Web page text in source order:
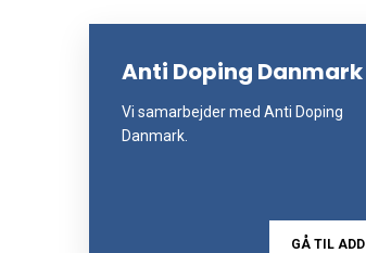
Anti Doping Danmark
Vi samarbejder med Anti Doping
Danmark.
GÅ TIL ADD